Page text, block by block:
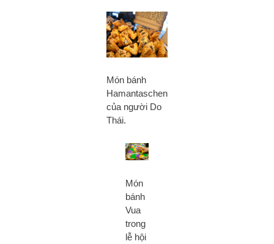
Món bánh
Hamantaschen
của người Do
Thái.
Món
bánh
Vua
trong
lễ hội